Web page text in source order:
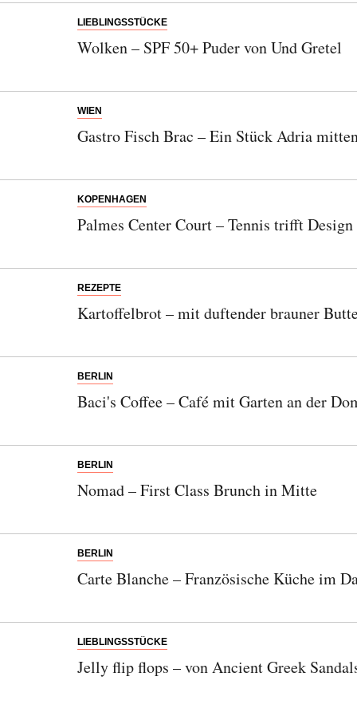
LIEBLINGSSTÜCKE
Wolken – SPF 50+ Puder von Und Gretel
WIEN
Gastro Fisch Brac – Ein Stück Adria
KOPENHAGEN
Palmes Center Court – Tennis trifft
REZEPTE
Kartoffelbrot – mit duftender brauner
BERLIN
Baci's Coffee – Café mit Garten an der
BERLIN
Nomad – First Class Brunch in Mitte
BERLIN
Carte Blanche – Französische Küche im
LIEBLINGSSTÜCKE
Jelly flip flops – von Ancient Greek
Abonnieren Sie unseren Newsletter
Entdecken Sie jede Woche neue schöne
Orte, handverlesene Geheimtipps und
Einwilligung den Newsletter mit Informationen zu
neuen Beiträgen. Die
zur Kenntnis genommen und akzeptiere diese.